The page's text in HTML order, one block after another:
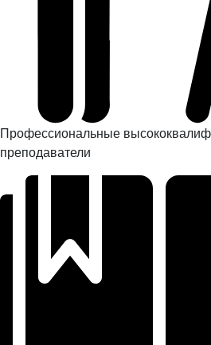
Профессиональные
преподаватели